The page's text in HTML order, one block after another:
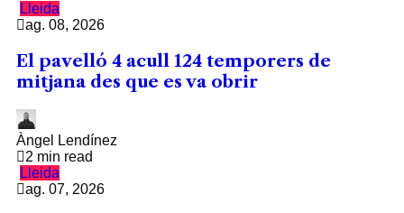
Lleida
ag. 08, 2026
El pavelló 4 acull 124 temporers de
mitjana des que es va obrir
Àngel Lendínez
2 min read
Lleida
ag. 07, 2026